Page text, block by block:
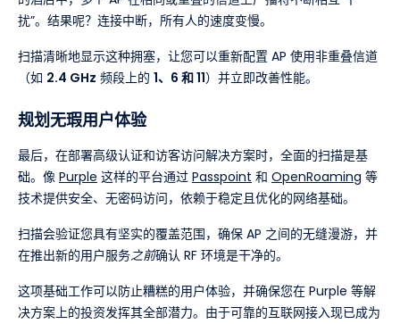
扰”。结果呢？连接中断，所有人的速度变慢。
扫描清晰地显示这种拥塞，让您可以重新配置 AP 使用非重叠信道
（如 2.4 GHz 频段上的 1、6 和 11）并立即改善性能。
规划无瑕用户体验
最后，在部署高级认证和访客访问解决方案时，全面的扫描是基
础。像 Purple 这样的平台通过 Passpoint 和 OpenRoaming 等
技术提供安全、无密码访问，依赖于稳定且优化的网络基础。
扫描会验证您具有坚实的覆盖范围，确保 AP 之间的无缝漫游，并
在推出新的用户服务之前确认 RF 环境是干净的。
这项基础工作可以防止糟糕的用户体验，并确保您在 Purple 等解
决方案上的投资发挥其全部潜力。由于可靠的互联网接入现已成为